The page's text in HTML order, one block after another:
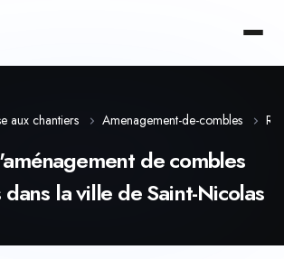
aux chantiers Amenagement-de-combles
de combles
la ville de Saint-Nicolas